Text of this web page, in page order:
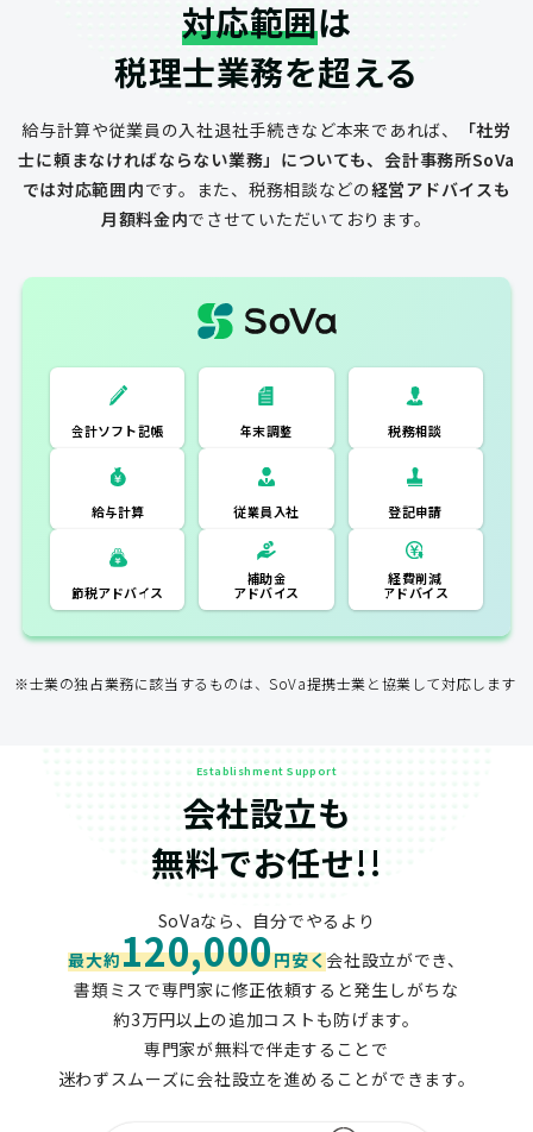
対応範囲は
税理士業務を超える
給与計算や従業員の入社退社手続きなど本来であれば、
「社労
士に頼まなければならない業務」についても、会計事務所SoVa
では対応範囲内です。 また、税務相談などの経営アドバイスも
月額料金内でさせていただいております。
一般的な税理士
会計ソフト記
帳 年末調整 税務相談
会計ソフト記帳
年末調整
税務相談
給与計算
従業員入社
登記申請
節税アドバイス
補助金
アドバイス
アドバイス
※士業の独占業務に該当するものは、SoVa提携士業と協業して対応します
Establishment Support
会社設立も
無料でお任せ!!
SoVaなら、自分でやるより
最大約120,000円安く会社設立ができ、
書類ミスで専門家に修正依頼すると発生しがちな
約3万円以上の追加コストも防げます。
専門家が無料で伴走することで
迷わずスムーズに会社設立を進めることができます。